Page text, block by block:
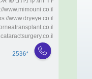
*2536